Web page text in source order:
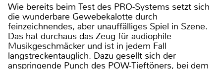
Wie bereits beim Test des PRO-Systems setzt sich
die wunderbare Gewebekalotte durch
feinzeichnendes, aber unauffälliges Spiel in Szene.
Das hat durchaus das Zeug für audiophile
Musikgeschmäcker und ist in jedem Fall
langstreckentauglich. Dazu gesellt sich der
anspringende Punch des POW-Tieftöners, bei dem